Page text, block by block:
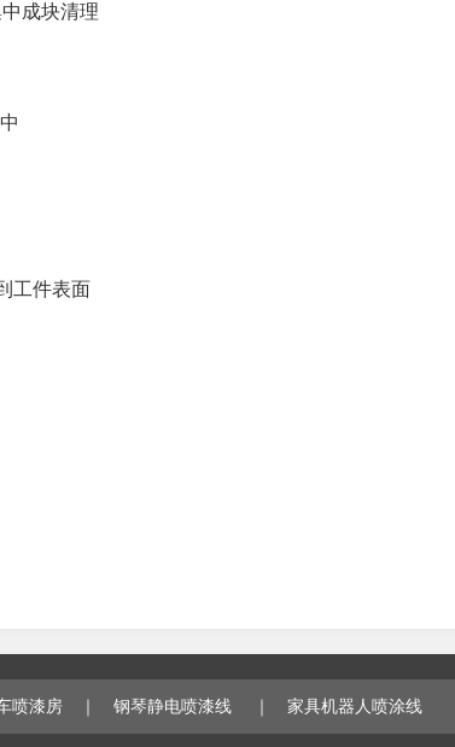
成块清理
工件表面
喷漆房 ｜ 钢琴静电喷漆线 ｜ 家具机器人喷涂线